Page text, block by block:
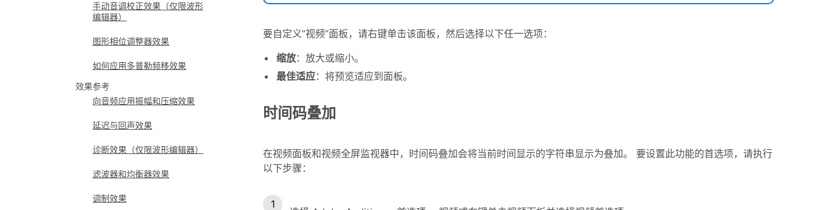
手动音调校正效果（仅限波形
编辑器）
图形相位调整器效果
如何应用多普勒频移效果
效果参考
向音频应用振幅和压缩效果
延迟与回声效果
诊断效果（仅限波形编辑器）
滤波器和均衡器效果
调制效果
要自定义“视频”面板，请右键单击该面板，然后选择以下任一选项：
缩放：放大或缩小。
最佳适应：将预览适应到面板。
时间码叠加
在视频面板和视频全屏监视器中，时间码叠加会将当前时间显示的字符串显示为叠加。
要设置此功能的首选项，请执行
以下步骤：